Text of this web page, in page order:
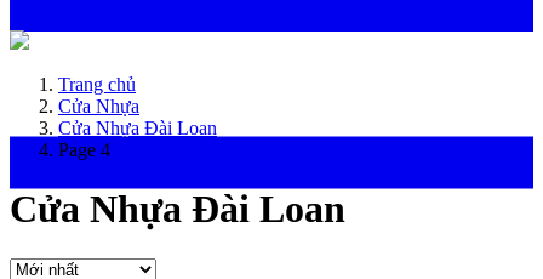
Trang chủ
Cửa Nhựa
Cửa Nhựa Đài Loan
Page 4
Cửa Nhựa Đài Loan